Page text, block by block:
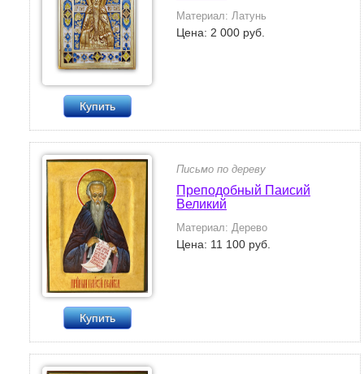
Купить
Материал: Латунь
Цена: 2 000 руб.
Купить
Письмо по дереву
Преподобный Паисий
Великий
Материал: Дерево
Цена: 11 100 руб.